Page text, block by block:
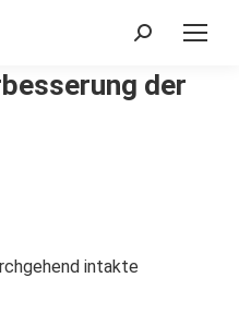
Search:
der
intakte